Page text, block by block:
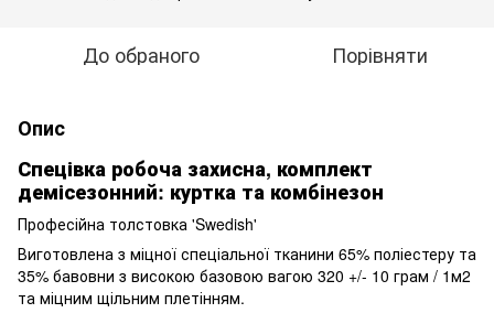
До обраного Порівняти
Опис
Спецівка робоча захисна, комплект
демісезонний: куртка та комбінезон
Професійна толстовка 'Swedish'
Виготовлена з міцної спеціальної тканини 65% поліестеру та
35% бавовни з високою базовою вагою 320 +/- 10 грам / 1м2
та міцним щільним плетінням.